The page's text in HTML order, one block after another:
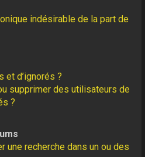
indésirable de la part de
et d’ignorés ?
supprimer des utilisateurs de
?
une recherche dans un ou des